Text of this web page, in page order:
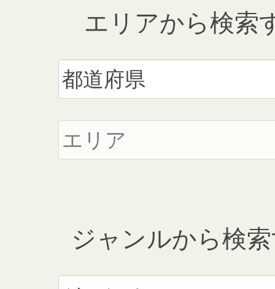
エリアから検索
ジャンルから検